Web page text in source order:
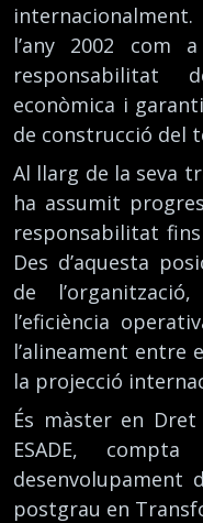
l’any 2002 com
responsabilitat
econòmica i
de construcció del
Al llarg de la seva
ha assumit
responsabilitat
Des d’aquesta
de
l’eficiència
l’alineament entre
la projecció
És màster en
ESADE,
desenvolupament
postgrau en